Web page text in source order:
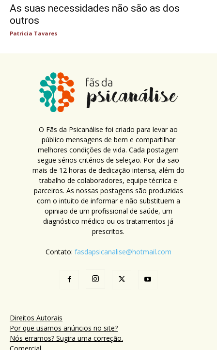
As suas necessidades não são as dos
outros
Patricia Tavares
O Fãs da Psicanálise foi criado para levar ao
público mensagens de bem e compartilhar
melhores condições de vida. Cada postagem
segue sérios critérios de seleção. Por dia são
mais de 12 horas de dedicação intensa, além do
trabalho de colaboradores, equipe técnica e
parceiros. As nossas postagens são produzidas
com o intuito de informar e não substituem a
opinião de um profissional de saúde, um
diagnóstico médico ou os tratamentos já
prescritos.
Contato: fasdapsicanalise@hotmail.com
Direitos Autorais
Por que usamos anúncios no site?
Nós erramos? Sugira uma correção.